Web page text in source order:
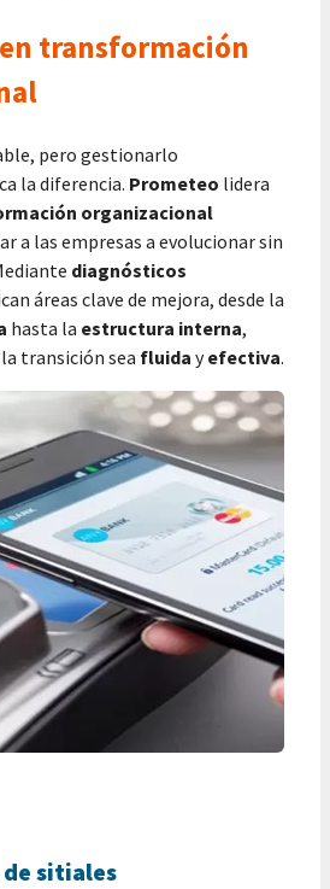
transformación
pero gestionarlo
la diferencia. Prometeo lidera
organizacional
a las empresas a evolucionar sin
diagnósticos
áreas clave de mejora, desde la
hasta la estructura interna,
transición sea fluida yefectiva.
sitiales